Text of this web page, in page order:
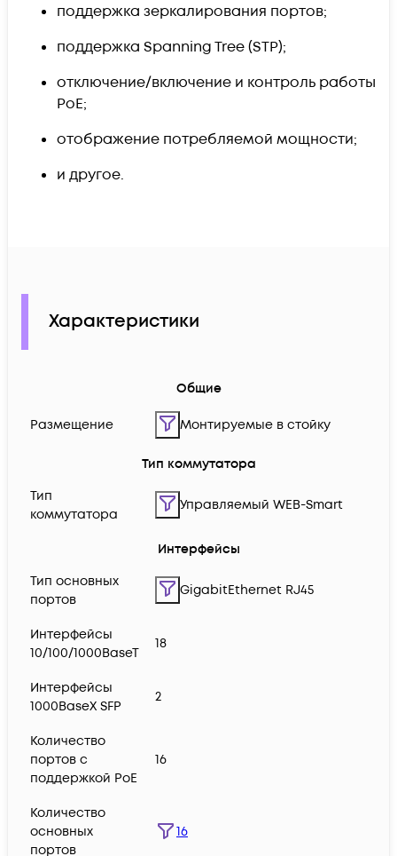
поддержка зеркалирования портов;
поддержка Spanning Tree (STP);
отключение/включение и контроль работы
PoE;
отображение потребляемой мощности;
и другое.
Характеристики
Общие
Размещение Монтируемые в стойку
Тип коммутатора
Тип
коммутатора
Управляемый WEB-Smart
Интерфейсы
Тип основных
портов
GigabitEthernet RJ45
Интерфейсы
10/100/1000BaseT
18
Интерфейсы
1000BaseX SFP
2
Количество
портов с
поддержкой PoE
16
Количество
основных
портов
16